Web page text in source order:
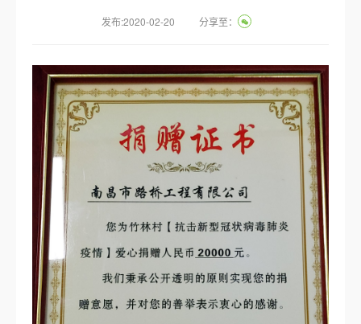
发布:2020-02-20 分享至：